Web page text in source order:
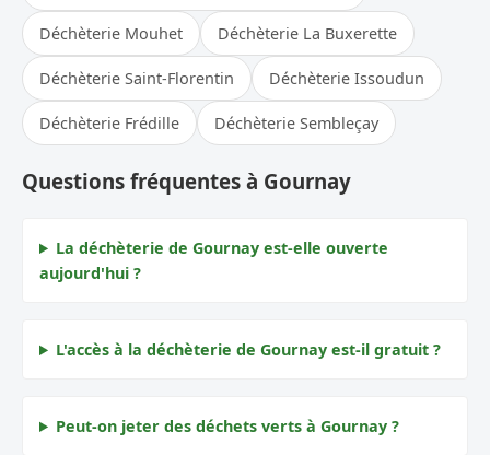
Déchèterie Mouhet Déchèterie La Buxerette
Déchèterie Saint-Florentin Déchèterie Issoudun
Déchèterie Frédille Déchèterie Sembleçay
Questions fréquentes à Gournay
La déchèterie de Gournay est-elle ouverte
aujourd'hui ?
L'accès à la déchèterie de Gournay est-il gratuit ?
Peut-on jeter des déchets verts à Gournay ?